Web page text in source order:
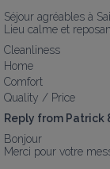
Séjour agréables à
Lieu calme et
Cleanliness
Home
Comfort
Quality / Price
Reply from Patrick
Bonjour
Merci pour votre